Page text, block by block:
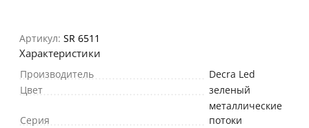
Артикул: SR 6511
Характеристики
Производитель
Decra Led
Цвет
зеленый
Серия
металлические
потоки